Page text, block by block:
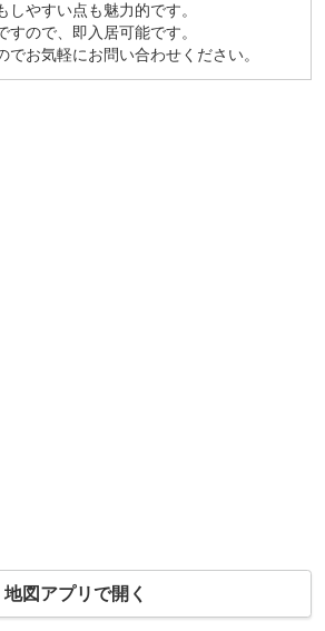
やすい点も魅力的です。
ので、即入居可能です。
でお気軽にお問い合わせください。
地図アプリで開く